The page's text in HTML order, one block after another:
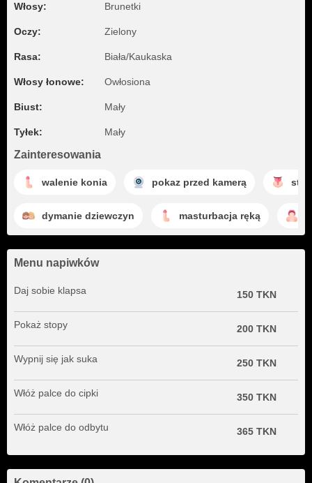
Włosy: Brunetki
Oczy: Zielony
Rasa: Biała/Kaukaska
Włosy łonowe: Owłosiona
Biust: Mały
Tyłek: Mały
Zainteresowania
walenie konia pokaz przed kamerą
dymanie dziewczyn masturbacja ręką
Menu napiwków
Daj sobie klapsa 150 TKN
Pokaż stopy 200 TKN
Wypnij się jak suka 250 TKN
Włóż palce do cipki 350 TKN
Włóż palce do odbytu 365 TKN